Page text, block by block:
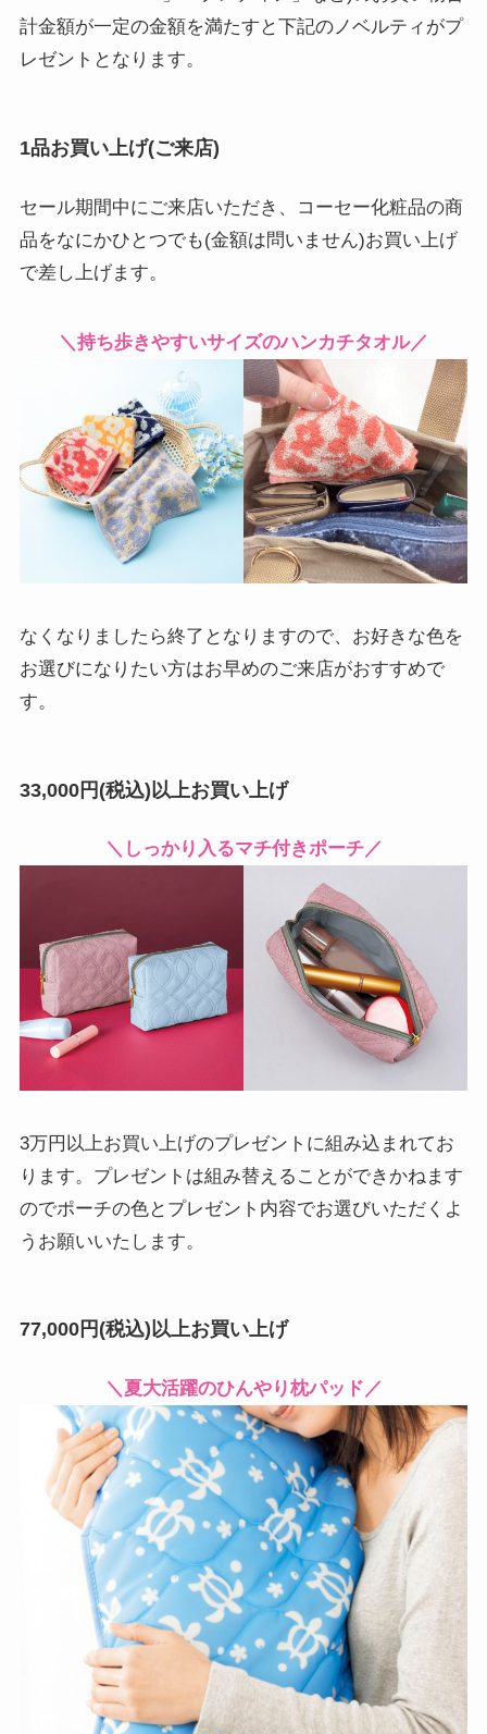
計金額が一定の金額を満たすと下記のノベルティがプ
レゼントとなります。
1品お買い上げ(ご来店)
セール期間中にご来店いただき、コーセー化粧品の商
品をなにかひとつでも(金額は問いません)お買い上げ
で差し上げます。
＼持ち歩きやすいサイズのハンカチタオル／
なくなりましたら終了となりますので、お好きな色を
お選びになりたい方はお早めのご来店がおすすめで
す。
33,000円(税込)以上お買い上げ
＼しっかり入るマチ付きポーチ／
3万円以上お買い上げのプレゼントに組み込まれてお
ります。プレゼントは組み替えることができかねます
のでポーチの色とプレゼント内容でお選びいただくよ
うお願いいたします。
77,000円(税込)以上お買い上げ
＼夏大活躍のひんやり枕パッド／